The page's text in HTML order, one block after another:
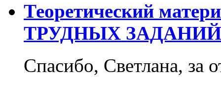
Теоретический
ТРУДНЫХ
Спасибо, Светлана, за